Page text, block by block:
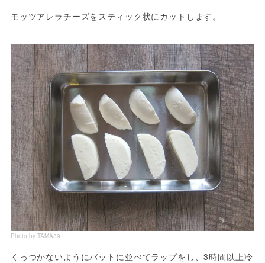
モッツアレラチーズをスティック状にカットします。
Photo by TAMA39
くっつかないようにバットに並べてラップをし、3時間以上冷